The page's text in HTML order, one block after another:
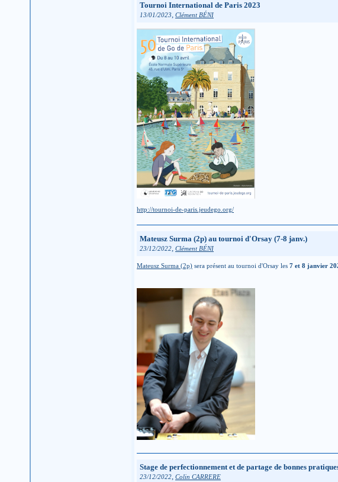
Tournoi International de Paris 2023
13/01/2023, Clément BÉNI
http://tournoi-de-paris.jeudego.org/
Mateusz Surma (2p) au tournoi d'Orsay (7-8 janv.)
23/12/2022, Clément BÉNI
Mateusz Surma (2p) sera présent au tournoi d'Orsay les 7 et 8 janvier
Stage de perfectionnement et de partage de bonnes
23/12/2022, Colin CARRERE